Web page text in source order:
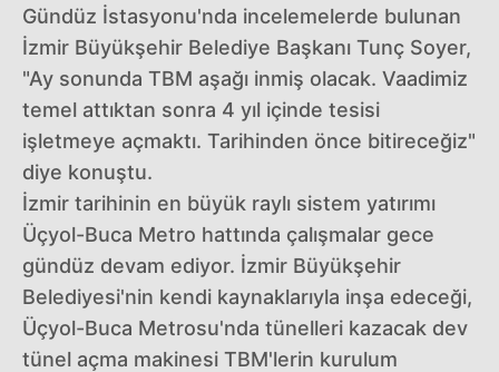
Gündüz İstasyonu'nda incelemelerde bulunan
İzmir Büyükşehir Belediye Başkanı Tunç Soyer,
"Ay sonunda TBM aşağı inmiş olacak. Vaadimiz
temel attıktan sonra 4 yıl içinde tesisi
işletmeye açmaktı. Tarihinden önce bitireceğiz"
diye konuştu.
İzmir tarihinin en büyük raylı sistem yatırımı
Üçyol-Buca Metro hattında çalışmalar gece
gündüz devam ediyor. İzmir Büyükşehir
Belediyesi'nin kendi kaynaklarıyla inşa edeceği,
Üçyol-Buca Metrosu'nda tünelleri kazacak dev
tünel açma makinesi TBM'lerin kurulum